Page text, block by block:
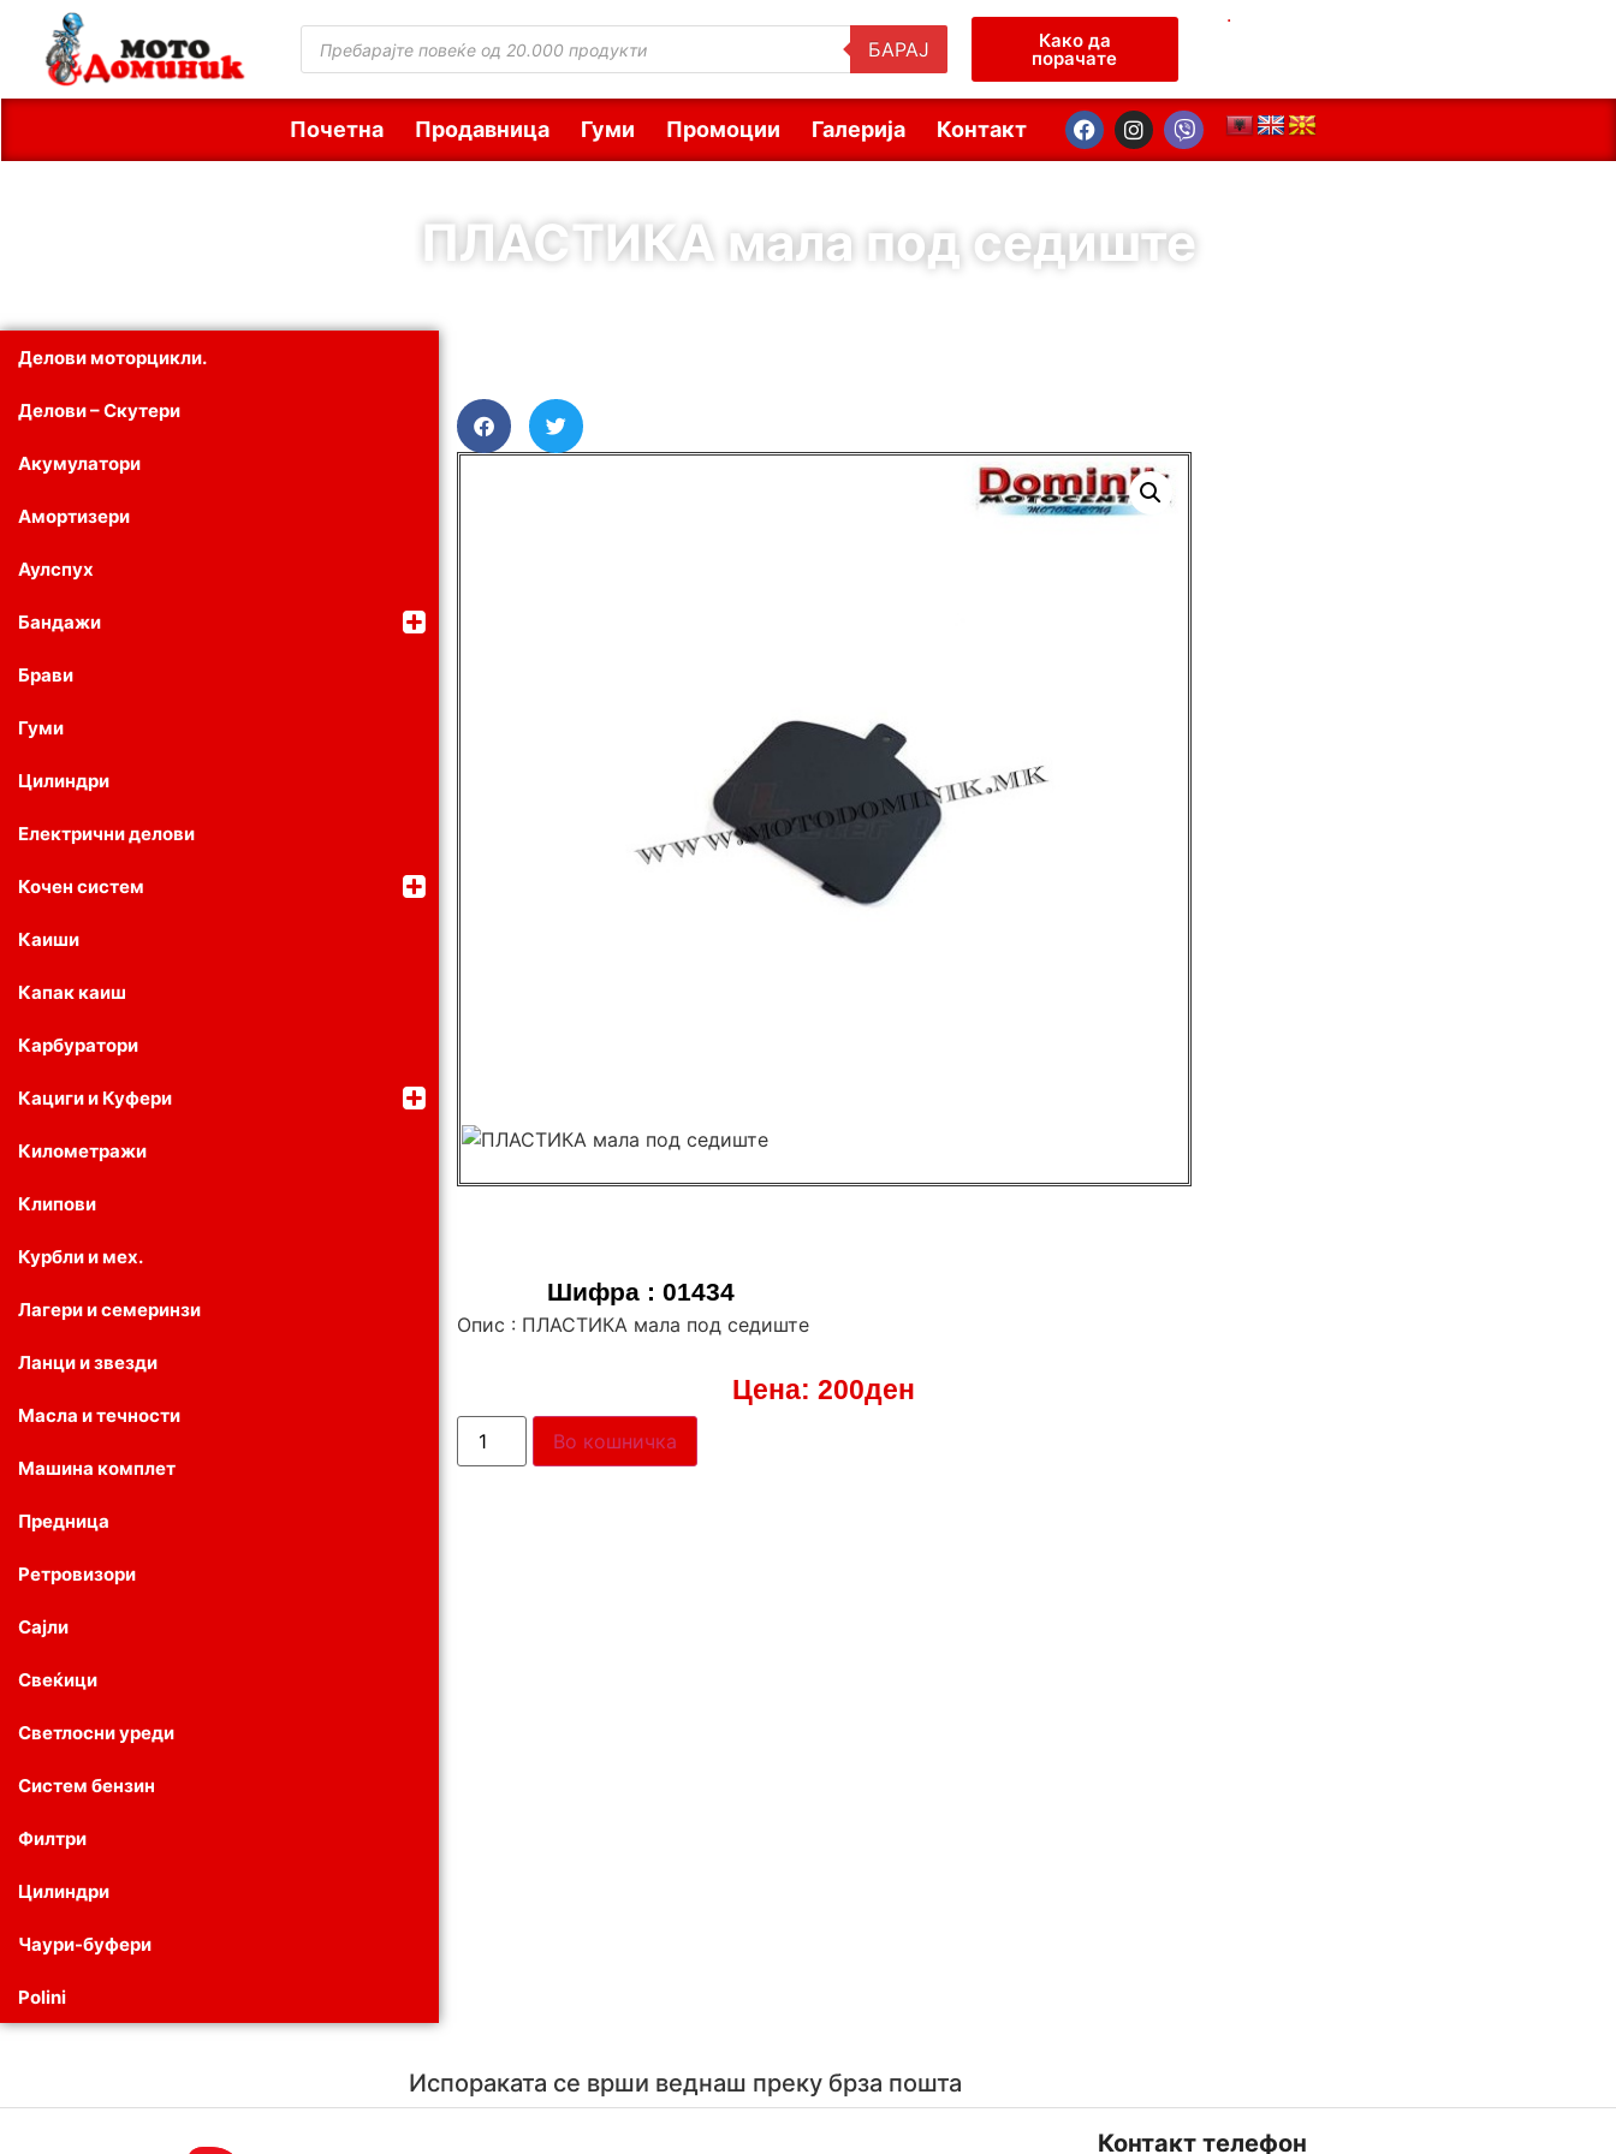
БАРАЈ Како да
порачате
.
Почетна Продавница Гуми Промоции Галерија Контакт
ПЛАСТИКА мала под седиште
Делови моторцикли.
Делови – Скутери
Акумулатори
Амортизери
Аулспух
Бандажи
Брави
Гуми
Цилиндри
Електрични делови
Кочен систем
Каиши
Капак каиш
Карбуратори
Кациги и Куфери
Километражи
Клипови
Курбли и мех.
Лагери и семеринзи
Ланци и звезди
Масла и течности
Машина комплет
Предница
Ретровизори
Сајли
Свеќици
Светлосни уреди
Систем бензин
Филтри
Цилиндри
Чаури-буфери
Polini
Шифра : 01434
Опис : ПЛАСТИКА мала под седиште
Цена:200ден
Во кошничка
Испораката се врши веднаш преку брза пошта
Контакт телефон